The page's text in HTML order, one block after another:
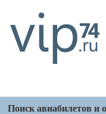
Поиск авиабилетов и